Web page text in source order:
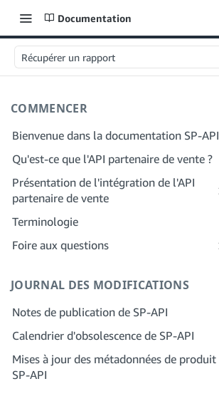
Documentation
Récupérer un rapport
COMMENCER
Bienvenue dans la documentation SP-API
Qu'est-ce que l'API partenaire de vente ?
Présentation de l'intégration de l'API
partenaire de vente
Intégration en tant que développeur
développeur
Étape 4 : Inscrivez une application de
test
Étape 5 : Passez votre premier appel à
Intégration en tant que fournisseur de
d'enregistrement et d'autorisation des
fournisseurs de services
Étape 2 : Créez un compte sur le portail
des fournisseurs de solutions pour
votre entreprise
Étape 3 : Vérifiez votre identité
Terminologie
Foire aux questions
FAQ sur le portail des fournisseurs de
JOURNAL DES MODIFICATIONS
Notes de publication de SP-API
Calendrier d'obsolescence de SP-API
Mises à jour des métadonnées de produit
SP-API